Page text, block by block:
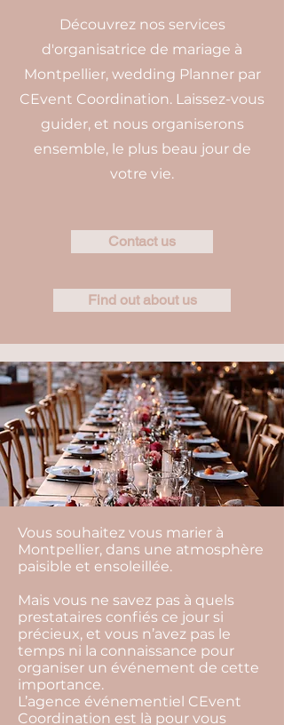
Découvrez nos services
d'organisatrice de mariage à
Montpellier, wedding Planner par
CEvent Coordination. Laissez-vous
guider, et nous organiserons
ensemble, le plus beau jour de
votre vie.
Contact us
Find out about us
Vous souhaitez vous marier à
Montpellier, dans une atmosphère
paisible et ensoleillée.
Mais vous ne savez pas à quels
prestataires confiés ce jour si
précieux, et vous n’avez pas le
temps ni la connaissance pour
organiser un événement de cette
importance.
L’agence événementiel CEvent
Coordination est là pour vous